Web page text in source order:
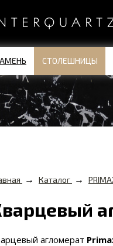
СТОЛЕШНИЦЫ
→ Каталог →
агломерат